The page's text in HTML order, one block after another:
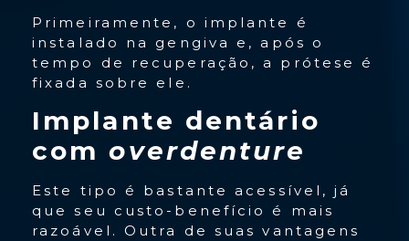
Primeiramente, o implante é
instalado na gengiva e, após o
tempo de recuperação, a prótese é
fixada sobre ele.
Implante dentário
comoverdenture
Este tipo é bastante acessível, já
que seu custo-benefício é mais
razoável. Outra de suas vantagens